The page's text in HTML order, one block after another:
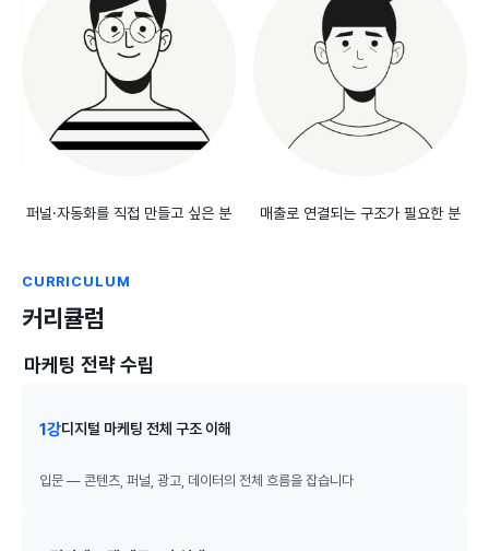
퍼널·자동화를 직접 만들고 싶은 분 매출로 연결되는 구조가 필요한 분
CURRICULUM
커리큘럼
마케팅 전략 수립
1강디지털 마케팅 전체 구조 이해
입문 — 콘텐츠, 퍼널, 광고, 데이터의 전체 흐름을 잡습니다